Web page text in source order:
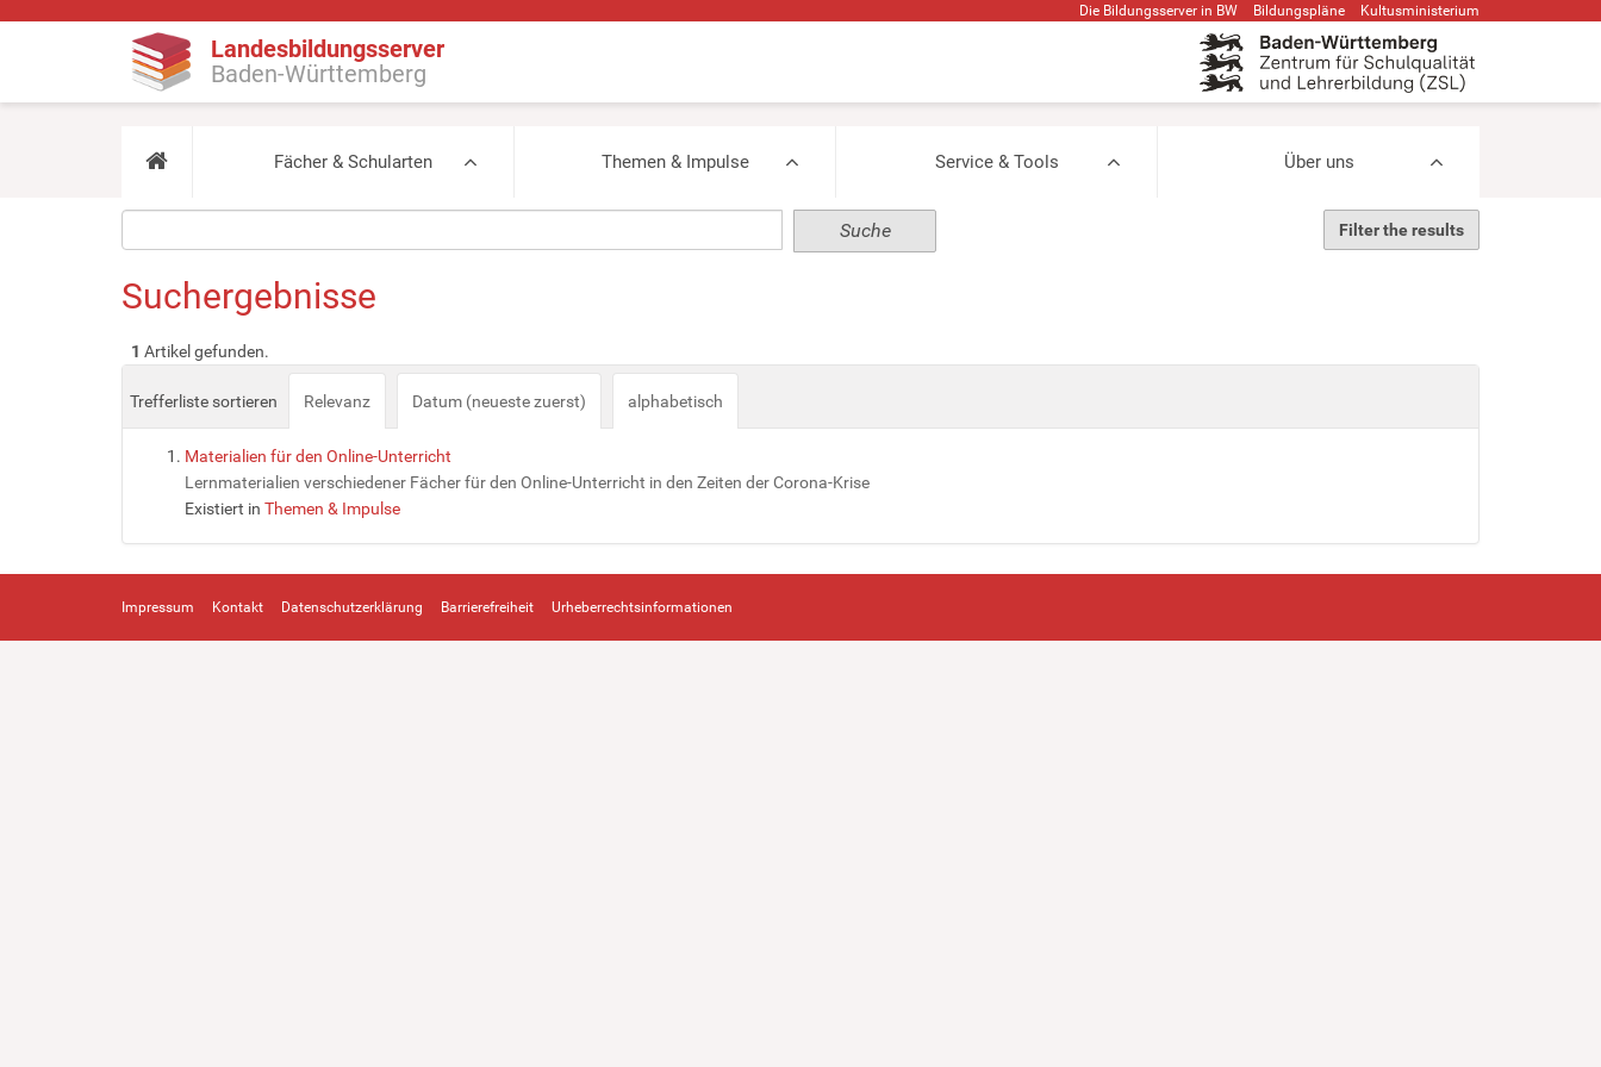
Die Bildungsserver in BW Bildungspläne Kultusministerium
Landesbildungsserver
Baden-Württemberg
Fächer & Schularten Themen & Impulse Service & Tools Über uns
Filter the results
Suchergebnisse
1 Artikel gefunden.
Trefferliste sortieren Relevanz Datum (neueste zuerst) alphabetisch
Materialien für den Online-Unterricht
Lernmaterialien verschiedener Fächer für den Online-Unterricht in den Zeiten der Corona-Krise
Existiert in Themen & Impulse
Impressum Kontakt Datenschutzerklärung Barrierefreiheit Urheberrechtsinformationen